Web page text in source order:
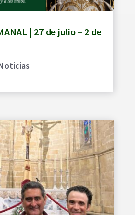
| 27 de julio – 2 de